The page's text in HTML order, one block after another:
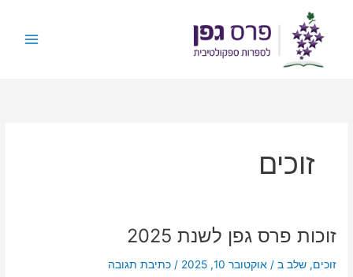
זוכים
זוכות פרס גפן לשנת 2025
זוכים,שלב ב /אוקטובר 10, 2025 /כתיבת תגובה